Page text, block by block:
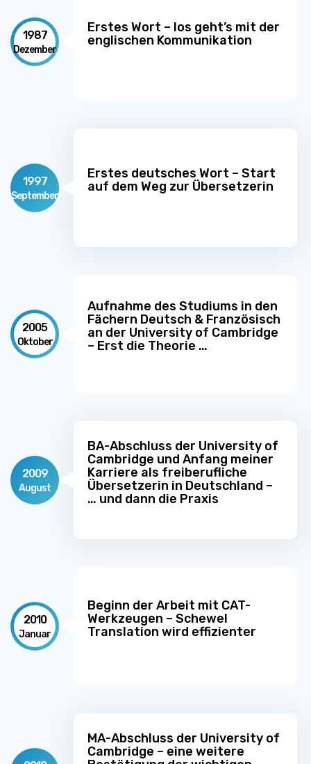
1987
Dezember
Erstes Wort – los geht’s mit der
englischen Kommunikation
1997
September
Erstes deutsches Wort – Start
auf dem Weg zur Übersetzerin
2005
Oktober
Aufnahme des Studiums in den
Fächern Deutsch & Französisch
an der University of Cambridge
– Erst die Theorie …
2009
August
BA-Abschluss der University of
Cambridge und Anfang meiner
Karriere als freiberufliche
Übersetzerin in Deutschland –
… und dann die Praxis
2010
Januar
Beginn der Arbeit mit CAT-
Werkzeugen – Schewel
Translation wird effizienter
MA-Abschluss der University of
Cambridge – eine weitere